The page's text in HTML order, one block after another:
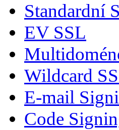
Standardní
EV SSL
Wildcard
E-mail
Code